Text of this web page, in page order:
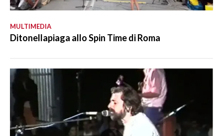
MULTIMEDIA
Ditonellapiaga allo Spin Time di Roma